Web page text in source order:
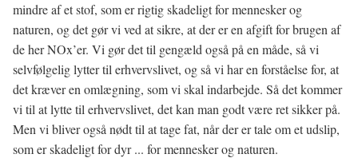
mindre af et stof, som er rigtig skadeligt for mennesker og
naturen, og det gør vi ved at sikre, at der er en afgift for brugen af
de her NOx’er. Vi gør det til gengæld også på en måde, så vi
selvfølgelig lytter til erhvervslivet, og så vi har en forståelse for, at
det kræver en omlægning, som vi skal indarbejde. Så det kommer
vi til at lytte til erhvervslivet, det kan man godt være ret sikker på.
Men vi bliver også nødt til at tage fat, når der er tale om et udslip,
som er skadeligt for dyr ... for mennesker og naturen.